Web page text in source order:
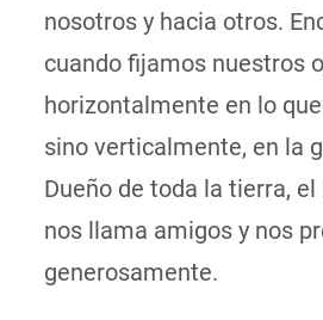
nosotros y hacia otros.
cuando fijamos nuestros
horizontalmente en lo
sino verticalmente, en la
Dueño de toda la tierra, el
nos llama amigos y nos
generosamente.